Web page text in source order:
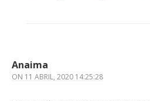
Anaima
ON 11 ABRIL, 2020 14:25:28